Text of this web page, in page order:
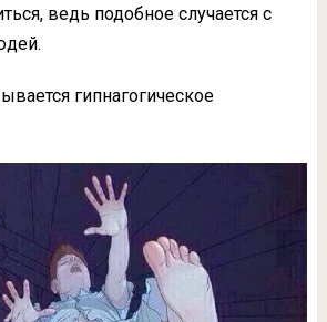
ведь подобное случается с
гипнагогическое